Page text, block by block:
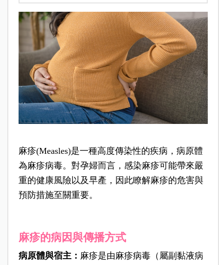
麻疹(Measles)是一種高度傳染性的疾病，病原體
為麻疹病毒。對孕婦而言，感染麻疹可能帶來嚴
重的健康風險以及早產，因此瞭解麻疹的危害與
預防措施至關重要。
麻疹的病因與傳播方式
病原體與宿主： 麻疹是由麻疹病毒（屬副黏液病